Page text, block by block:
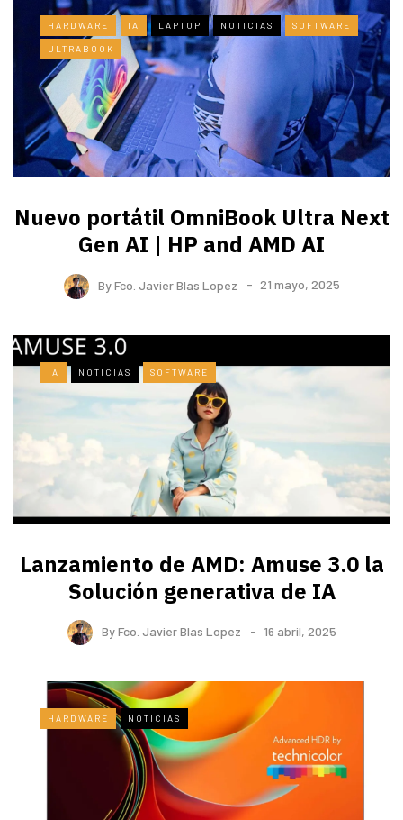
HARDWARE IA LAPTOP NOTICIAS SOFTWARE
ULTRABOOK
Nuevo portátil OmniBook Ultra ​Next
Gen AI | HP and AMD AI
ByFco. Javier Blas Lopez 21 mayo, 2025
IA NOTICIAS SOFTWARE
Lanzamiento de AMD: Amuse 3.0 la
Solución generativa de IA
ByFco. Javier Blas Lopez 16 abril, 2025
HARDWARE NOTICIAS